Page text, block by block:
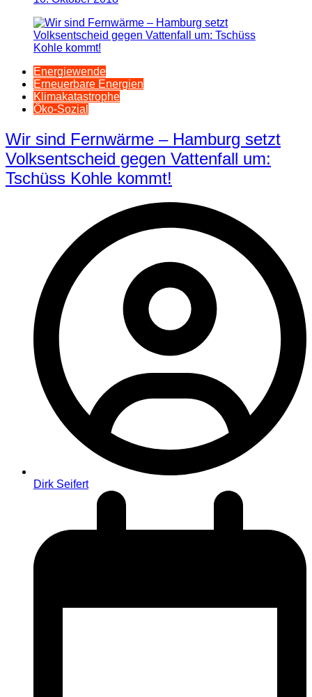
Energiewende
Erneuerbare Energien
Klimakatastrophe
Öko-Sozial
Wir sind Fernwärme – Hamburg setzt
Volksentscheid gegen Vattenfall um:
Tschüss Kohle kommt!
Dirk Seifert